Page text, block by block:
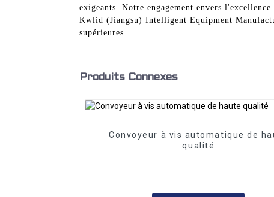
exigeants. Notre engagement envers
Kwlid (Jiangsu) Intelligent Equipment
supérieures.
Produits Connexes
Convoyeur à vis automatique de
qualité